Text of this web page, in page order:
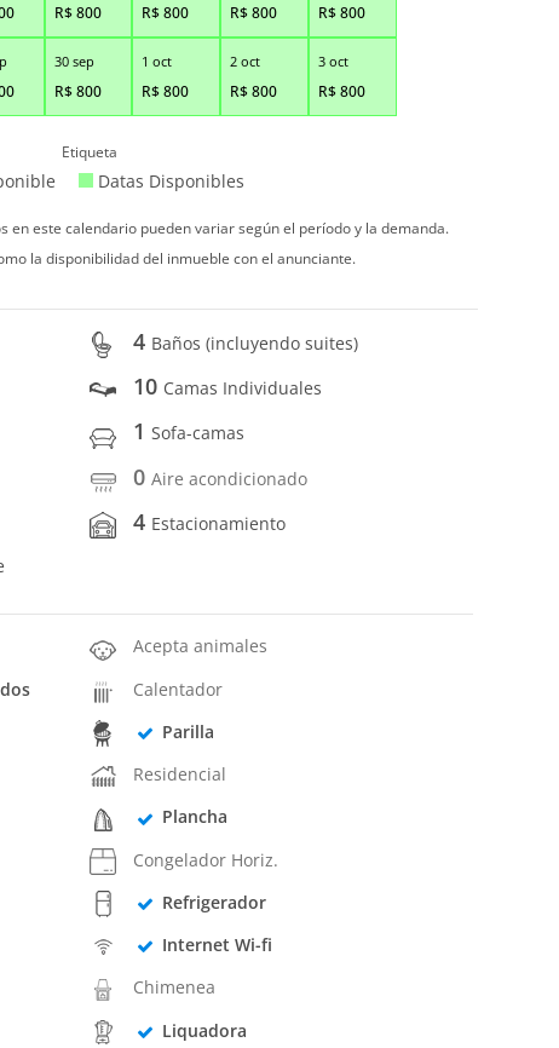
R$800 R$800 R$800 R$800
30 sep
R$800
1 oct
R$800
2 oct
R$800
3 oct
R$800
Etiqueta
Datas Disponibles
en este calendario pueden variar según el período y la demanda.
la disponibilidad del inmueble con el anunciante.
4 Baños (incluyendo suites)
10 Camas Individuales
1Sofa-camas
0Aire acondicionado
4 Estacionamiento
Acepta animales
Calentador
Parilla
Residencial
Plancha
Congelador Horiz.
Refrigerador
Internet Wi-fi
Chimenea
Liquadora